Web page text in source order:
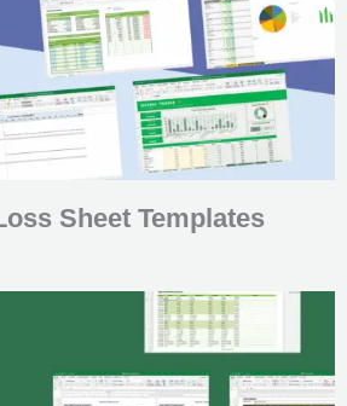
Sheet Templates